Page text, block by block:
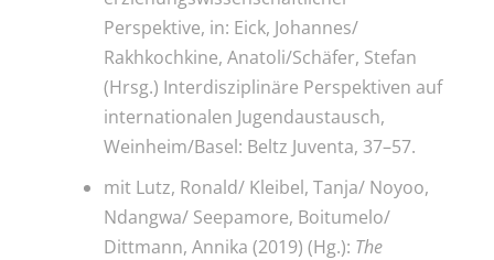
Perspektive, in: Eick, Johannes/
Rakhkochkine, Anatoli/Schäfer, Stefan
(Hrsg.) Interdisziplinäre Perspektiven auf
internationalen Jugendaustausch,
Weinheim/Basel: Beltz Juventa, 37–57.
mit Lutz, Ronald/ Kleibel, Tanja/ Noyoo,
Ndangwa/ Seepamore, Boitumelo/
Dittmann, Annika (2019) (Hg.): The